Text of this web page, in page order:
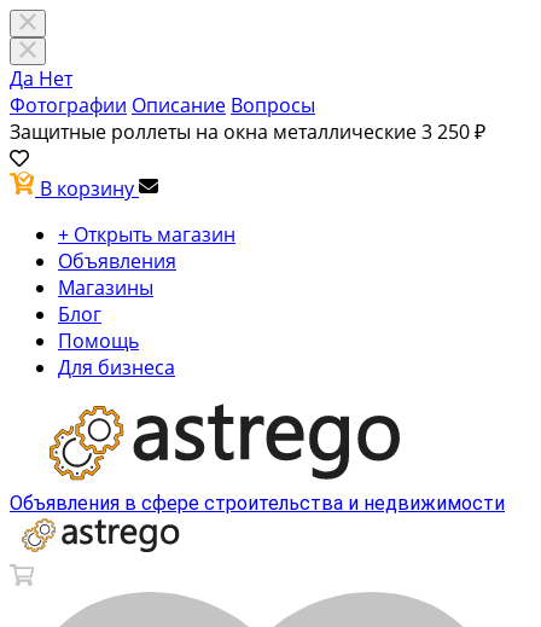
Да Нет
Фотографии Описание Вопросы
Защитные роллеты на окна металлические3 250 ₽
В корзину
+ Открыть магазин
Объявления
Магазины
Блог
Помощь
Для бизнеса
Объявления в сфере строительства и недвижимости